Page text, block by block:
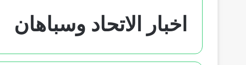
اخبار الاتحاد وسباهان